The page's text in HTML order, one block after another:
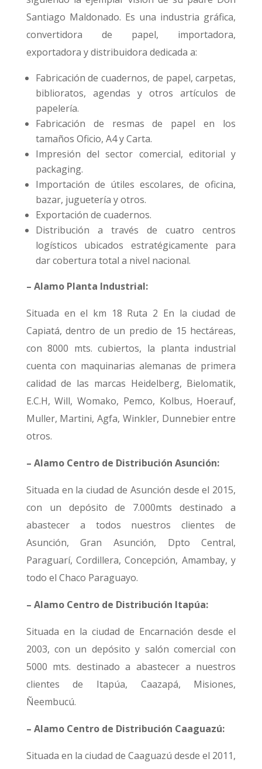
Santiago Maldonado. Es una industria gráfica,
convertidora de papel, importadora,
exportadora y distribuidora dedicada a:
Fabricación de cuadernos, de papel, carpetas,
biblioratos, agendas y otros artículos de
papelería.
Fabricación de resmas de papel en los
tamaños Oficio, A4 y Carta.
Impresión del sector comercial, editorial y
packaging.
Importación de útiles escolares, de oficina,
bazar, juguetería y otros.
Exportación de cuadernos.
Distribución a través de cuatro centros
logísticos ubicados estratégicamente para
dar cobertura total a nivel nacional.
– Alamo Planta Industrial:
Situada en el km 18 Ruta 2 En la ciudad de
Capiatá, dentro de un predio de 15 hectáreas,
con 8000 mts. cubiertos, la planta industrial
cuenta con maquinarias alemanas de primera
calidad de las marcas Heidelberg, Bielomatik,
E.C.H, Will, Womako, Pemco, Kolbus, Hoerauf,
Muller, Martini, Agfa, Winkler, Dunnebier entre
otros.
– Alamo Centro de Distribución Asunción:
Situada en la ciudad de Asunción desde el 2015,
con un depósito de 7.000mts destinado a
abastecer a todos nuestros clientes de
Asunción, Gran Asunción, Dpto Central,
Paraguarí, Cordillera, Concepción, Amambay, y
todo el Chaco Paraguayo.
– Alamo Centro de Distribución Itapúa:
Situada en la ciudad de Encarnación desde el
2003, con un depósito y salón comercial con
5000 mts. destinado a abastecer a nuestros
clientes de Itapúa, Caazapá, Misiones,
Ñeembucú.
– Alamo Centro de Distribución Caaguazú:
Situada en la ciudad de Caaguazú desde el 2011,